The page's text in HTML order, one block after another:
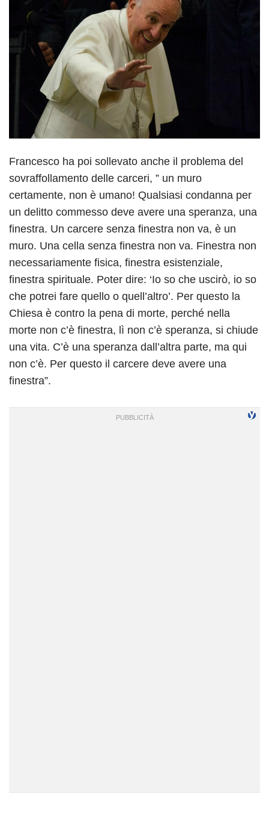
Francesco ha poi sollevato anche il problema del
sovraffollamento delle carceri, ” un muro
certamente, non è umano! Qualsiasi condanna per
un delitto commesso deve avere una speranza, una
finestra. Un carcere senza finestra non va, è un
muro. Una cella senza finestra non va. Finestra non
necessariamente fisica, finestra esistenziale,
finestra spirituale. Poter dire: ‘Io so che uscirò, io so
che potrei fare quello o quell’altro’. Per questo la
Chiesa è contro la pena di morte, perché nella
morte non c’è finestra, lì non c’è speranza, si chiude
una vita. C’è una speranza dall’altra parte, ma qui
non c’è. Per questo il carcere deve avere una
finestra”.